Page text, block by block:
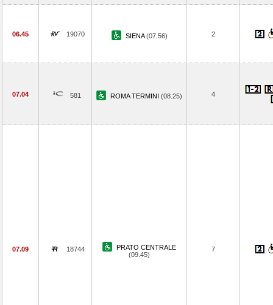
06.45 19070 SIENA(07.56) 2
07.04 581 ROMA TERMINI (08.25) 4
07.09 18744
PRATO CENTRALE
(09.45)
7